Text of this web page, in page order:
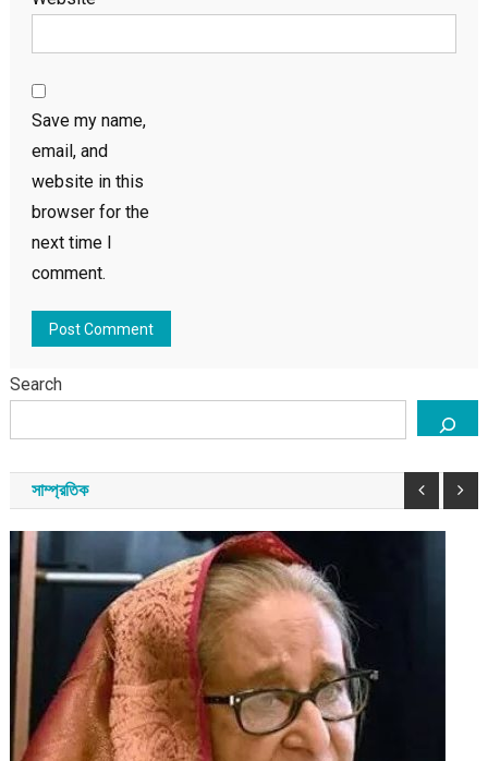
Save my name,
email, and
website in this
browser for the
next time I
comment.
Search
সাম্প্রতিক